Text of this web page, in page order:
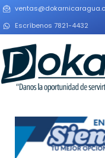
Escríbenos 7821-4432